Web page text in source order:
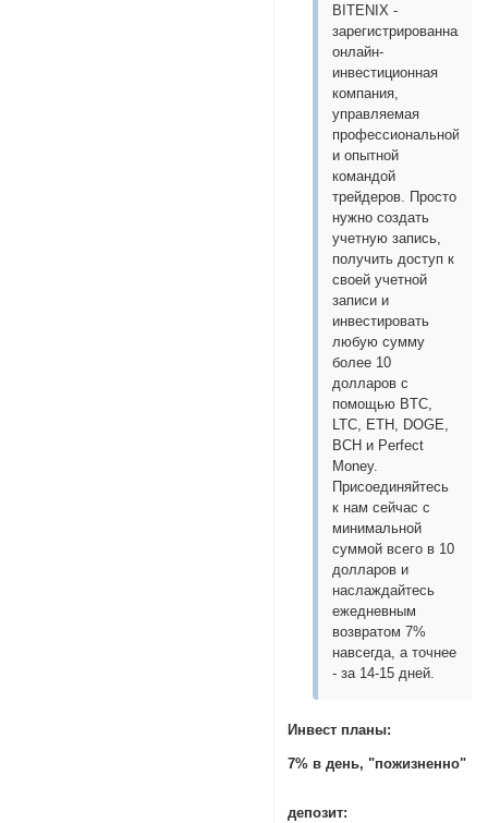
BITENIX -
зарегистрированная
онлайн-
инвестиционная
компания,
управляемая
профессиональной
и опытной
командой
трейдеров. Просто
нужно создать
учетную запись,
получить доступ к
своей учетной
записи и
инвестировать
любую сумму
более 10
долларов с
помощью BTC,
LTC, ETH, DOGE,
BCH и Perfect
Money.
Присоединяйтесь
к нам сейчас с
минимальной
суммой всего в 10
долларов и
наслаждайтесь
ежедневным
возвратом 7%
навсегда, а точнее
- за 14-15 дней.
Инвест планы:
7% в день, "пожизненно"
депозит: